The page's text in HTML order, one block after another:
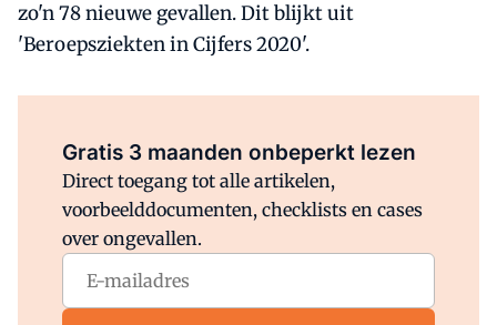
zo'n 78 nieuwe gevallen. Dit blijkt uit
'Beroepsziekten in Cijfers 2020'.
Gratis 3 maanden onbeperkt lezen
Direct toegang tot alle artikelen,
voorbeelddocumenten, checklists en cases
over ongevallen.